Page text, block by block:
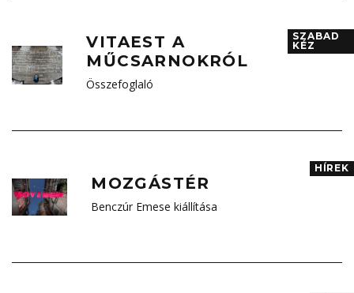
VITAEST A
MŰCSARNOKRÓL
Összefoglaló
SZABAD
KÉZ
MOZGÁSTÉR
Benczúr Emese kiállítása
HÍREK